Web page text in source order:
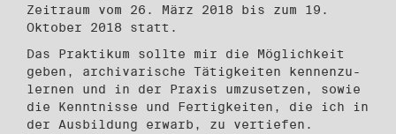
Zeitraum vom 26. März 2018 bis zum 19.
Oktober 2018 statt.
Das Praktikum sollte mir die Möglichkeit
geben, archivarische Tätigkeiten kennenzu­
lernen und in der Praxis umzusetzen, sowie
die Kenntnisse und Fertigkeiten, die ich in
der Ausbildung erwarb, zu vertiefen.